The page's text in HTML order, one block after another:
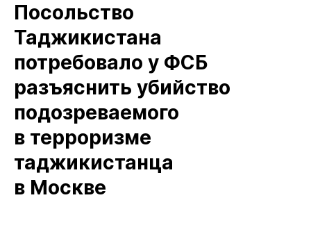
Посольство
Таджикистана
потребовало у ФСБ
разъяснить убийство
подозреваемого
в терроризме
таджикистанца
в Москве